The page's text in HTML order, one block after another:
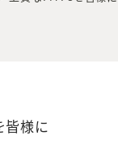
皆様に